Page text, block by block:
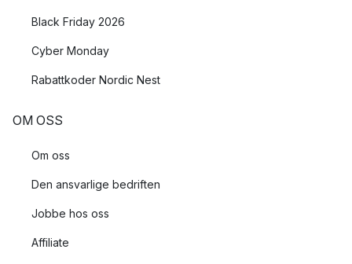
Black Friday 2026
Cyber Monday
Rabattkoder Nordic Nest
OM OSS
Om oss
Den ansvarlige bedriften
Jobbe hos oss
Affiliate